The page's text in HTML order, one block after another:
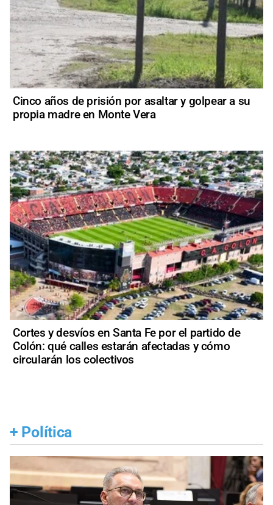
Cinco años de prisión por asaltar y golpear a su
propia madre en Monte Vera
Cortes y desvíos en Santa Fe por el partido de
Colón: qué calles estarán afectadas y cómo
circularán los colectivos
+ Política